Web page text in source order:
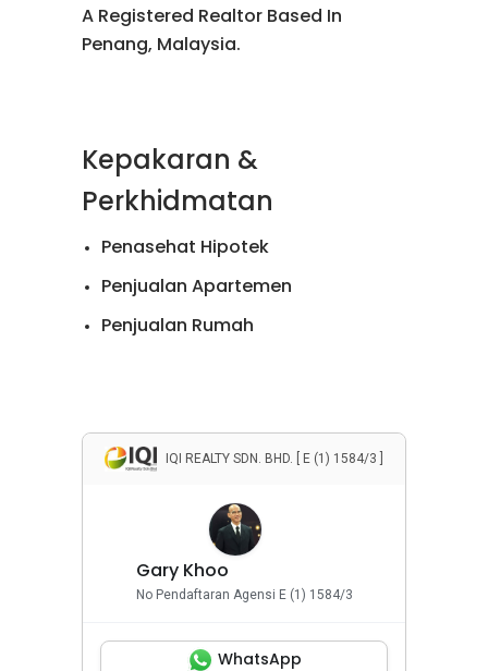
A Registered Realtor Based In
Penang, Malaysia.
Kepakaran &
Perkhidmatan
Penasehat Hipotek
Penjualan Apartemen
Penjualan Rumah
Properti Komersial
IQI REALTY SDN. BHD. [ E (1) 1584/3 ]
Gary Khoo
No Pendaftaran Agensi E (1) 1584/3
WhatsApp